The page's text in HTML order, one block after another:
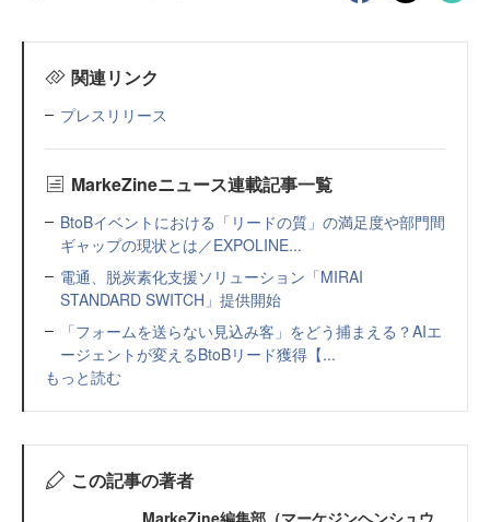
関連リンク
プレスリリース
MarkeZineニュース連載記事一覧
BtoBイベントにおける「リードの質」の満足度や部門間
ギャップの現状とは／EXPOLINE...
電通、脱炭素化支援ソリューション「MIRAI
STANDARD SWITCH」提供開始
「フォームを送らない見込み客」をどう捕まえる？AIエ
ージェントが変えるBtoBリード獲得【...
もっと読む
この記事の著者
MarkeZine編集部（マーケジンヘンシュウ